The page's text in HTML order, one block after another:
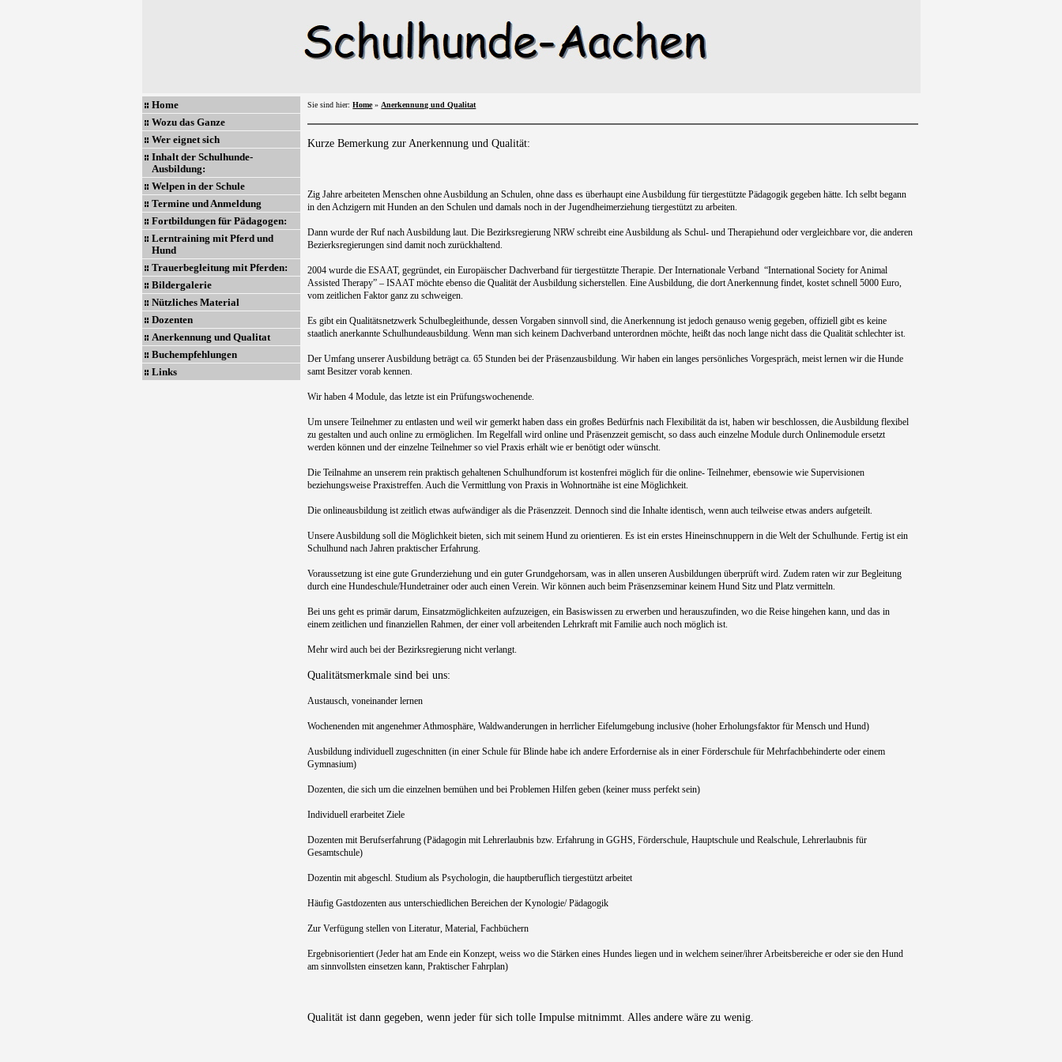
Home
Wozu das Ganze
Wer eignet sich
Inhalt der Schulhunde-
Ausbildung:
Welpen in der Schule
Termine und Anmeldung
Fortbildungen für Pädagogen:
Lerntraining mit Pferd und
Hund
Trauerbegleitung mit Pferden:
Bildergalerie
Nützliches Material
Dozenten
Anerkennung und Qualitat
Buchempfehlungen
Links
Sie sind hier:Home» Anerkennung und Qualitat
Kurze Bemerkung zur Anerkennung und Qualität:
Zig Jahre arbeiteten Menschen ohne Ausbildung an Schulen, ohne dass es überhaupt eine Ausbildung für tiergestützte Pädagogik gegeben hätte. Ich selbt begann
in den Achzigern mit Hunden an den Schulen und damals noch in der Jugendheimerziehung tiergestützt zu arbeiten.
Dann wurde der Ruf nach Ausbildung laut. Die Bezirksregierung NRW schreibt eine Ausbildung als Schul- und Therapiehund oder vergleichbare vor, die anderen
Bezierksregierungen sind damit noch zurückhaltend.
2004 wurde die ESAAT, gegründet, ein Europäischer Dachverband für tiergestützte Therapie. Der Internationale Verband “International Society for Animal
Assisted Therapy” – ISAAT möchte ebenso die Qualität der Ausbildung sicherstellen. Eine Ausbildung, die dort Anerkennung findet, kostet schnell 5000 Euro,
vom zeitlichen Faktor ganz zu schweigen.
Es gibt ein Qualitätsnetzwerk Schulbegleithunde, dessen Vorgaben sinnvoll sind, die Anerkennung ist jedoch genauso wenig gegeben, offiziell gibt es keine
staatlich anerkannte Schulhundeausbildung. Wenn man sich keinem Dachverband unterordnen möchte, heißt das noch lange nicht dass die Qualität schlechter ist.
Der Umfang unserer Ausbildung beträgt ca. 65 Stunden bei der Präsenzausbildung. Wir haben ein langes persönliches Vorgespräch, meist lernen wir die Hunde
samt Besitzer vorab kennen.
Wir haben 4 Module, das letzte ist ein Prüfungswochenende.
Um unsere Teilnehmer zu entlasten und weil wir gemerkt haben dass ein großes Bedürfnis nach Flexibilität da ist, haben wir beschlossen, die Ausbildung flexibel
zu gestalten und auch online zu ermöglichen. Im Regelfall wird online und Präsenzzeit gemischt, so dass auch einzelne Module durch Onlinemodule ersetzt
werden können und der einzelne Teilnehmer so viel Praxis erhält wie er benötigt oder wünscht.
Die Teilnahme an unserem rein praktisch gehaltenen Schulhundforum ist kostenfrei möglich für die online- Teilnehmer, ebensowie wie Supervisionen
beziehungsweise Praxistreffen. Auch die Vermittlung von Praxis in Wohnortnähe ist eine Möglichkeit.
Die onlineausbildung ist zeitlich etwas aufwändiger als die Präsenzzeit. Dennoch sind die Inhalte identisch, wenn auch teilweise etwas anders aufgeteilt.
Unsere Ausbildung soll die Möglichkeit bieten, sich mit seinem Hund zu orientieren. Es ist ein erstes Hineinschnuppern in die Welt der Schulhunde. Fertig ist ein
Schulhund nach Jahren praktischer Erfahrung.
Voraussetzung ist eine gute Grunderziehung und ein guter Grundgehorsam, was in allen unseren Ausbildungen überprüft wird. Zudem raten wir zur Begleitung
durch eine Hundeschule/Hundetrainer oder auch einen Verein. Wir können auch beim Präsenzseminar keinem Hund Sitz und Platz vermitteln.
Bei uns geht es primär darum, Einsatzmöglichkeiten aufzuzeigen, ein Basiswissen zu erwerben und herauszufinden, wo die Reise hingehen kann, und das in
einem zeitlichen und finanziellen Rahmen, der einer voll arbeitenden Lehrkraft mit Familie auch noch möglich ist.
Mehr wird auch bei der Bezirksregierung nicht verlangt.
Qualitätsmerkmale sind bei uns:
Austausch, voneinander lernen
Wochenenden mit angenehmer Athmosphäre, Waldwanderungen in herrlicher Eifelumgebung inclusive (hoher Erholungsfaktor für Mensch und Hund)
Ausbildung individuell zugeschnitten (in einer Schule für Blinde habe ich andere Erfordernise als in einer Förderschule für Mehrfachbehinderte oder einem
Gymnasium)
Dozenten, die sich um die einzelnen bemühen und bei Problemen Hilfen geben (keiner muss perfekt sein)
Individuell erarbeitet Ziele
Dozenten mit Berufserfahrung (Pädagogin mit Lehrerlaubnis bzw. Erfahrung in GGHS, Förderschule, Hauptschule und Realschule, Lehrerlaubnis für
Gesamtschule)
Dozentin mit abgeschl. Studium als Psychologin, die hauptberuflich tiergestützt arbeitet
Häufig Gastdozenten aus unterschiedlichen Bereichen der Kynologie/ Pädagogik
Zur Verfügung stellen von Literatur, Material, Fachbüchern
Ergebnisorientiert (Jeder hat am Ende ein Konzept, weiss wo die Stärken eines Hundes liegen und in welchem seiner/ihrer Arbeitsbereiche er oder sie den Hund
am sinnvollsten einsetzen kann, Praktischer Fahrplan)
Qualität ist dann gegeben, wenn jeder für sich tolle Impulse mitnimmt. Alles andere wäre zu wenig.